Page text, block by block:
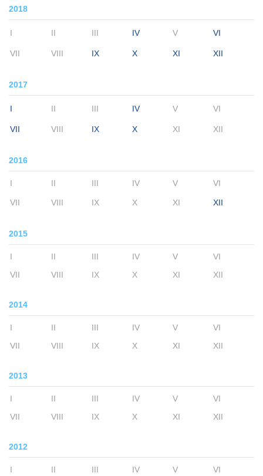
2018
I II III IV V VI
VII VIII IX X XI XII
2017
I II III IV V VI
VII VIII IX X XI XII
2016
I II III IV V VI
VII VIII IX X XI XII
2015
I II III IV V
VI
VII
VIII IX X XI XII
2014
I II III IV V
VI
VII
VIII IX X XI XII
2013
I II III IV V
VI
VII
VIII IX X XI XII
2012
I II III IV V
VI